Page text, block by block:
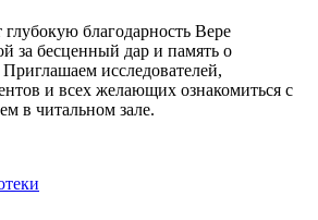
благодарность Вере
за бесценный дар и память о
исследователей,
и всех желающих ознакомиться с
в читальном зале.